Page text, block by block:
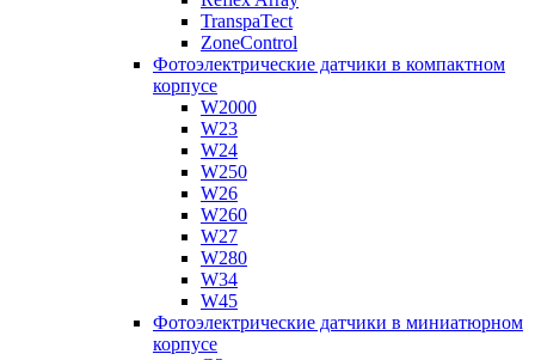
TranspaTect
ZoneControl
Фотоэлектрические датчики в компактном
корпусе
W2000
W23
W24
W250
W26
W260
W27
W280
W34
W45
Фотоэлектрические датчики в миниатюрном
корпусе